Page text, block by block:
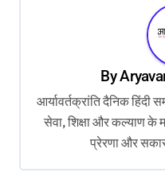
i
By
आर्यावर्तक्रांति दैनिक हिंदी
सेवा, शिक्षा और कल्याण के
प्रेरणा और